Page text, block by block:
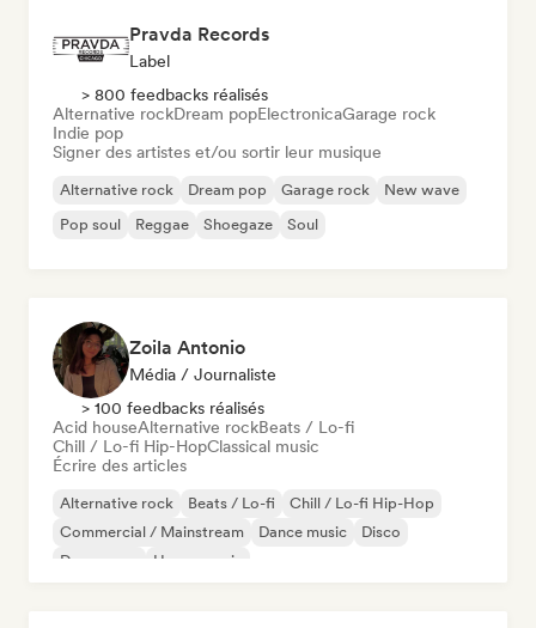
Pravda Records
Label
> 800 feedbacks réalisés
Alternative rockDream popElectronicaGarage rock
Indie pop
Signer des artistes et/ou sortir leur musique
Alternative rock Dream pop Garage rock
New wave
Pop soul
Reggae Shoegaze Soul
Zoila Antonio
Média / Journaliste
> 100 feedbacks réalisés
Acid houseAlternative rockBeats / Lo-fi
Chill / Lo-fi Hip-HopClassical music
Écrire des articles
Alternative rock Beats / Lo-fi
Chill / Lo-fi Hip-Hop
Commercial / Mainstream
Dance music
Disco
Dream pop
House music